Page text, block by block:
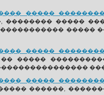
�����
�������� �����
�����
�����
�����
����������������
�����
������,